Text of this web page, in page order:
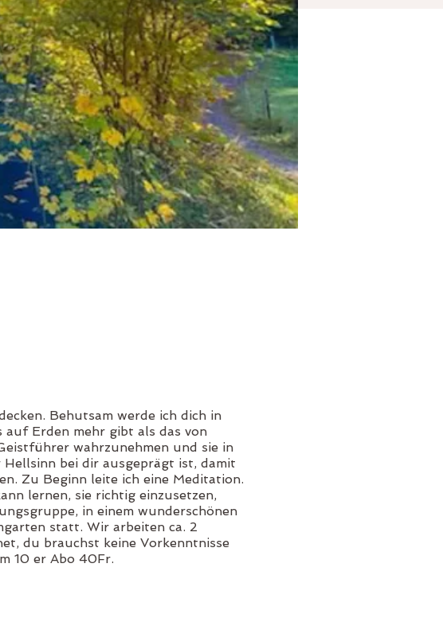
Behutsam werde ich dich in
auf Erden mehr gibt als das von
wahrzunehmen und sie in
bei dir ausgeprägt ist, damit
Zu Beginn leite ich eine Meditation.
lernen, sie richtig einzusetzen,
in einem wunderschönen
statt. Wir arbeiten ca. 2
du brauchst keine Vorkenntnisse
10 er Abo 40Fr.